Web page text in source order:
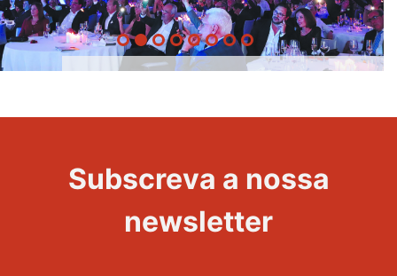
Evento
Maravilhas
Subscreva a nossa
newsletter